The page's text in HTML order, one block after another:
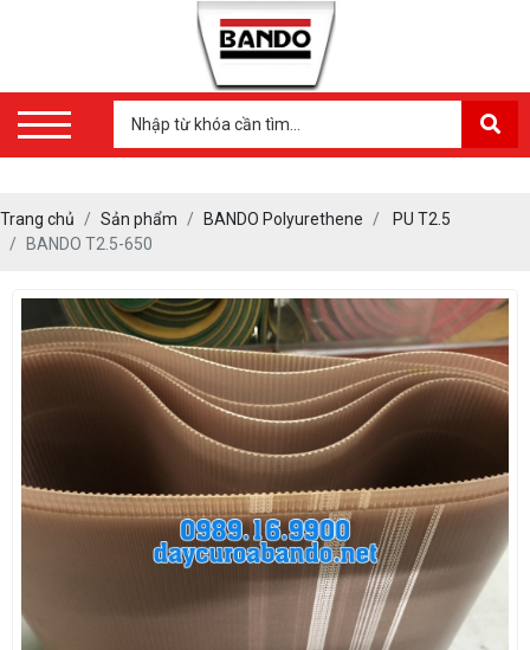
Trang chủ Sản phẩm BANDO Polyurethene
PU T2.5
BANDO T2.5-650